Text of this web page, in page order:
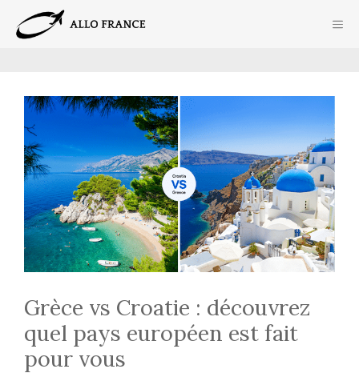
contenu
Grèce vs Croatie : découvrez
quel pays européen est fait
pour vous